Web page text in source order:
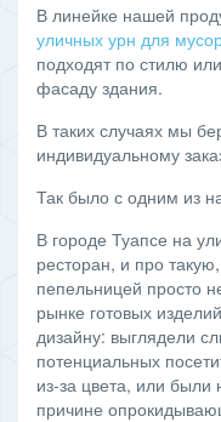
В линейке нашей
уличных урн для
подходят по стилю
фасаду здания.
В таких случаях мы
индивидуальному
Так было с одним из
В городе Туапсе на
ресторан, и про
пепельницей просто
рынке готовых
дизайну: выглядели
потенциальных
из-за цвета, или
причине